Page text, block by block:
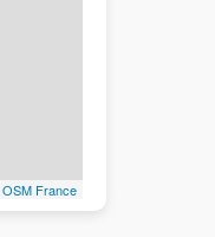
OSM France